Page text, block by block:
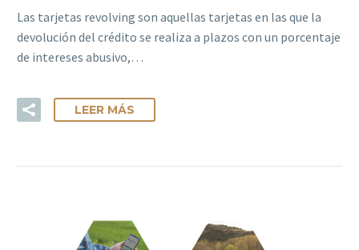
Las tarjetas revolving son aquellas tarjetas en las que la
devolución del crédito se realiza a plazos con un porcentaje
de intereses abusivo,…
LEER MÁS